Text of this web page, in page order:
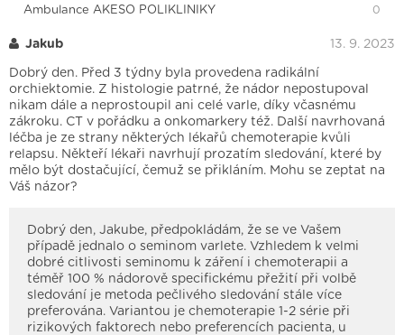
Ambulance AKESO POLIKLINIKY 0
Jakub 13. 9. 2023
Dobrý den. Před 3 týdny byla provedena radikální
orchiektomie. Z histologie patrné, že nádor nepostupoval
nikam dále a neprostoupil ani celé varle, díky včasnému
zákroku. CT v pořádku a onkomarkery též. Další navrhovaná
léčba je ze strany některých lékařů chemoterapie kvůli
relapsu. Někteří lékaři navrhují prozatím sledování, které by
mělo být dostačující, čemuž se přikláním. Mohu se zeptat na
Váš názor?
Dobrý den, Jakube, předpokládám, že se ve Vašem
případě jednalo o seminom varlete. Vzhledem k velmi
dobré citlivosti seminomu k záření i chemoterapii a
téměř 100 % nádorově specifickému přežití při volbě
sledování je metoda pečlivého sledování stále více
preferována. Variantou je chemoterapie 1-2 série při
rizikových faktorech nebo preferencích pacienta, u